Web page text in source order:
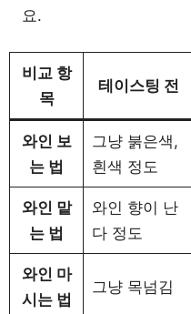
요.
비교 항
목
테이스팅 전
와인 보
는 법
그냥 붉은색,
흰색 정도
와인 맡
는 법
와인 향이 난
다 정도
와인 마
시는 법
그냥 목넘김